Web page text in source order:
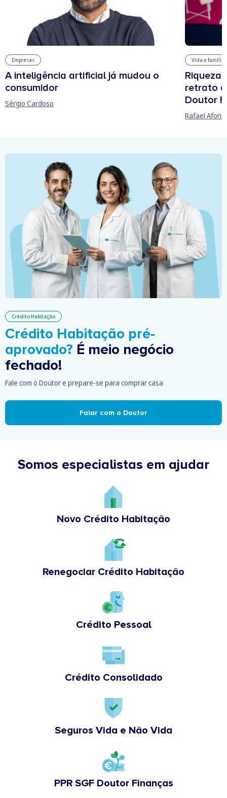
Empresas
A inteligência artificial já mudou o
consumidor
Sérgio Cardoso
Vida e família
retrato
Doutor
Rafael
Crédito Habitação
Crédito Habitação pré-
aprovado? É meio negócio
fechado!
Fale com o Doutor e prepare-se para comprar casa
Falar com o Doutor
Somos especialistas em ajudar
Novo Crédito Habitação
Renegociar Crédito Habitação
Crédito Pessoal
Crédito Consolidado
Seguros Vida e Não Vida
PPR SGF Doutor Finanças